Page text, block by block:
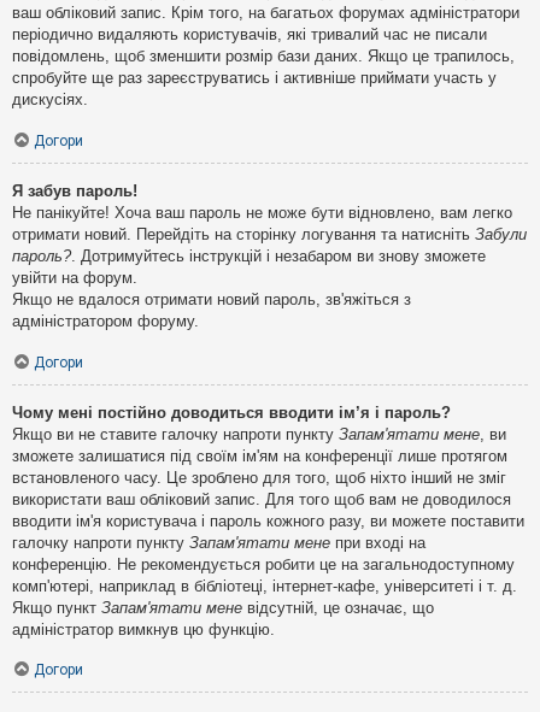
ваш обліковий запис. Крім того, на багатьох форумах адміністратори
періодично видаляють користувачів, які тривалий час не писали
повідомлень, щоб зменшити розмір бази даних. Якщо це трапилось,
спробуйте ще раз зареєструватись і активніше приймати участь у
дискусіях.
Догори
Я забув пароль!
Не панікуйте! Хоча ваш пароль не може бути відновлено, вам легко
отримати новий. Перейдіть на сторінку логування та натисніть Забули
пароль?. Дотримуйтесь інструкцій і незабаром ви знову зможете
увійти на форум.
Якщо не вдалося отримати новий пароль, зв'яжіться з
адміністратором форуму.
Догори
Чому мені постійно доводиться вводити ім’я і пароль?
Якщо ви не ставите галочку напроти пункту Запам'ятати мене , ви
зможете залишатися під своїм ім'ям на конференції лише протягом
встановленого часу. Це зроблено для того, щоб ніхто інший не зміг
використати ваш обліковий запис. Для того щоб вам не доводилося
вводити ім'я користувача і пароль кожного разу, ви можете поставити
галочку напроти пункту Запам'ятати мене при вході на
конференцію. Не рекомендується робити це на загальнодоступному
комп'ютері, наприклад в бібліотеці, інтернет-кафе, університеті і т. д.
Якщо пункт Запам'ятати мене відсутній, це означає, що
адміністратор вимкнув цю функцію.
Догори